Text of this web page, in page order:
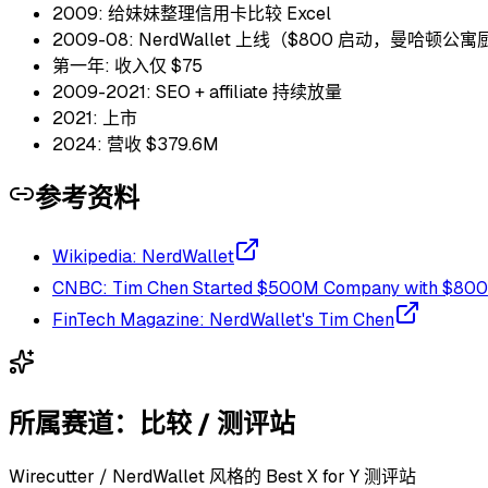
2009: 给妹妹整理信用卡比较 Excel
2009-08: NerdWallet 上线（$800 启动，曼哈顿公寓厨
第一年: 收入仅 $75
2009-2021: SEO + affiliate 持续放量
2021: 上市
2024: 营收 $379.6M
参考资料
Wikipedia: NerdWallet
CNBC: Tim Chen Started $500M Company with $800
FinTech Magazine: NerdWallet's Tim Chen
所属赛道： 比较 / 测评站
Wirecutter / NerdWallet 风格的 Best X for Y 测评站